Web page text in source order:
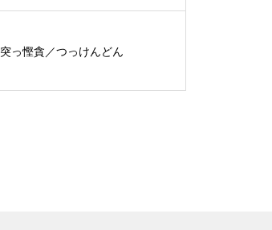
突っ慳貪／つっけんどん